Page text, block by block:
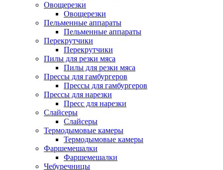
Овощерезки
Овощерезки
Пельменные аппараты
Пельменные аппараты
Перекрутчики
Перекрутчики
Пилы для резки мяса
Пилы для резки мяса
Прессы для гамбургеров
Прессы для гамбургеров
Прессы для нарезки
Пресс для нарезки
Слайсеры
Слайсеры
Термодымовые камеры
Термодымовые камеры
Фаршемешалки
Фаршемешалки
Чебуречницы